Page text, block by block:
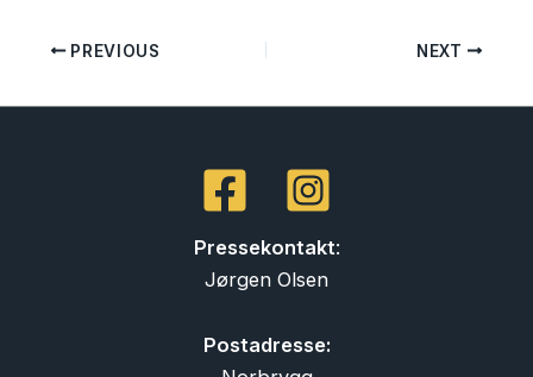
PREVIOUS NEXT
Pressekontakt:
Jørgen Olsen
Postadresse: